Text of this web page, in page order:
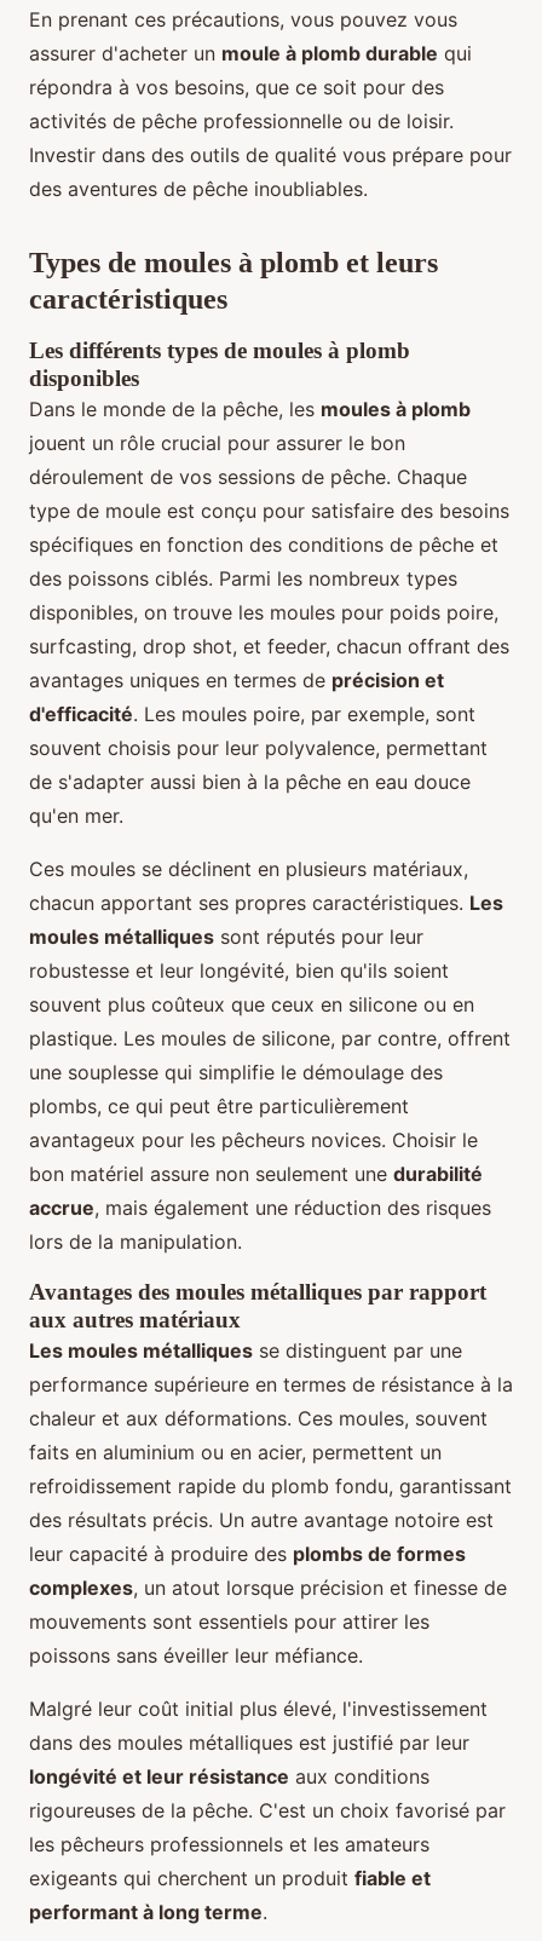
En prenant ces précautions, vous pouvez vous
assurer d'acheter un moule à plomb durable qui
répondra à vos besoins, que ce soit pour des
activités de pêche professionnelle ou de loisir.
Investir dans des outils de qualité vous prépare pour
des aventures de pêche inoubliables.
Types de moules à plomb et leurs
caractéristiques
Les différents types de moules à plomb
disponibles
Dans le monde de la pêche, les moules à plomb
jouent un rôle crucial pour assurer le bon
déroulement de vos sessions de pêche. Chaque
type de moule est conçu pour satisfaire des besoins
spécifiques en fonction des conditions de pêche et
des poissons ciblés. Parmi les nombreux types
disponibles, on trouve les moules pour poids poire,
surfcasting, drop shot, et feeder, chacun offrant des
avantages uniques en termes de précision et
d'efficacité. Les moules poire, par exemple, sont
souvent choisis pour leur polyvalence, permettant
de s'adapter aussi bien à la pêche en eau douce
qu'en mer.
Ces moules se déclinent en plusieurs matériaux,
chacun apportant ses propres caractéristiques. Les
moules métalliques sont réputés pour leur
robustesse et leur longévité, bien qu'ils soient
souvent plus coûteux que ceux en silicone ou en
plastique. Les moules de silicone, par contre, offrent
une souplesse qui simplifie le démoulage des
plombs, ce qui peut être particulièrement
avantageux pour les pêcheurs novices. Choisir le
bon matériel assure non seulement une durabilité
accrue, mais également une réduction des risques
lors de la manipulation.
Avantages des moules métalliques par rapport
aux autres matériaux
Les moules métalliques se distinguent par une
performance supérieure en termes de résistance à la
chaleur et aux déformations. Ces moules, souvent
faits en aluminium ou en acier, permettent un
refroidissement rapide du plomb fondu, garantissant
des résultats précis. Un autre avantage notoire est
leur capacité à produire des plombs de formes
complexes, un atout lorsque précision et finesse de
mouvements sont essentiels pour attirer les
poissons sans éveiller leur méfiance.
Malgré leur coût initial plus élevé, l'investissement
dans des moules métalliques est justifié par leur
longévité et leur résistance aux conditions
rigoureuses de la pêche. C'est un choix favorisé par
les pêcheurs professionnels et les amateurs
exigeants qui cherchent un produit fiable et
performant à long terme.